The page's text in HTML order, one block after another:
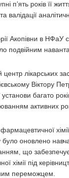
п’ять років її
Акопівни в НФаУ
подвійним
лікарських
Віктору
установи багато
активних
було оновлено
що
під
переможцем.